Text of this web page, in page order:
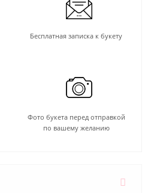
Бесплатная записка к букету
Фото букета перед отправкой
по вашему желанию